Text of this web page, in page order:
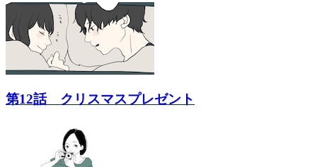
第12話 クリスマスプレゼント